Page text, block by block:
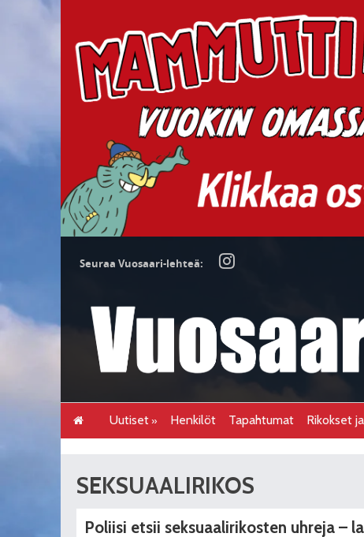
Seuraa Vuosaari-lehteä:
Uutiset Henkilöt Tapahtumat Rikokset
SEKSUAALIRIKOS
Poliisi etsii seksuaalirikosten uhreja –